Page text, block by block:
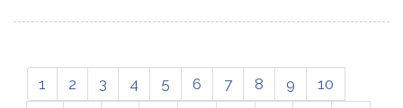
1 2 3 4 5 6 7 8 9
10